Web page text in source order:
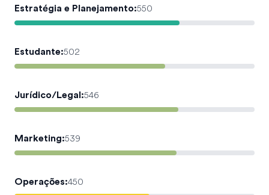
Estratégia e Planejamento:550
Estudante:502
Jurídico/Legal:546
Marketing:539
Operações:450